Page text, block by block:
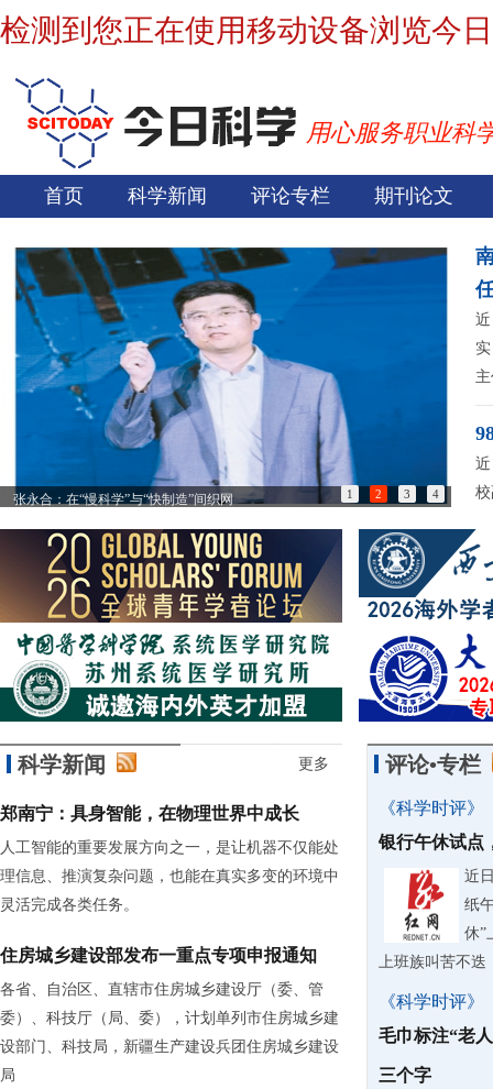
检测到您正在使用移动设备浏览今
用心服务职业科
首页 科学新闻 评论专栏 期刊论文
张永合：在“慢科学”与“快制造”间织网 85
1 2 3 4
科学新闻 更多
郑南宁：具身智能，在物理世界中成长
人工智能的重要发展方向之一，是让机器不仅能处
理信息、推演复杂问题，也能在真实多变的环境中
灵活完成各类任务。
住房城乡建设部发布一重点专项申报通知
各省、自治区、直辖市住房城乡建设厅（委、管
委）、科技厅（局、委），计划单列市住房城乡建
设部门、科技局，新疆生产建设兵团住房城乡建设
局
评论•专栏
《科学时评》
银行午休试点
近
纸
休”
上班族叫苦不迭
《科学时评》
毛巾标注“老
三个字